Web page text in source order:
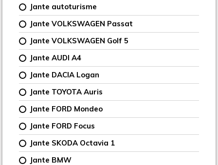
Jante autoturisme
Jante VOLKSWAGEN Passat
Jante VOLKSWAGEN Golf 5
Jante AUDI A4
Jante DACIA Logan
Jante TOYOTA Auris
Jante FORD Mondeo
Jante FORD Focus
Jante SKODA Octavia 1
Jante BMW